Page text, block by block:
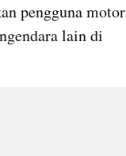
pengguna motor
lain di